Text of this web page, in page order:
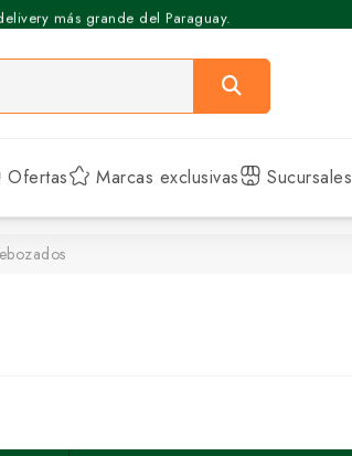
más grande del Paraguay.
Express - Retirás en 30 min.
Ofertas Marcas exclusivas Sucursales